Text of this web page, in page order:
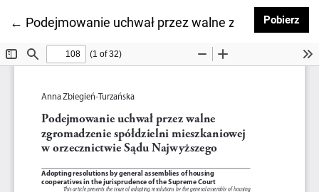
← Wróć do szczegółów artykułu
Podejmowanie uchwał przez walne Pobierz